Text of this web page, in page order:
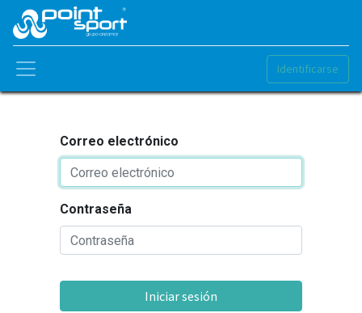
Identificarse
Correo electrónico
Contraseña
Iniciar sesión